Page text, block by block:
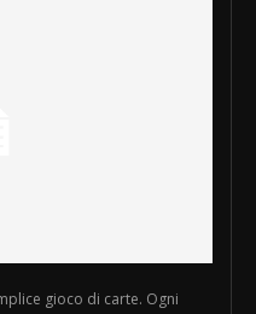
gioco di carte. Ogni